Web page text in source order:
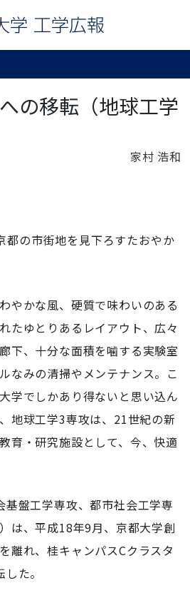
の移転（地球工学
家村 浩和
都の市街地を見下ろすたおやか
やかな風、硬質で味わいのある
たゆとりあるレイアウト、広々
下、十分な面積を噛する実験室
なみの清掃やメンテナンス。こ
学でしかあり得ないと思い込ん
地球工学3専攻は、21世紀の新
育・研究施設として、今、快適
盤工学専攻、都市社会工学専
は、平成18年9月、京都大学創
離れ、桂キャンパスCクラスタ
た。